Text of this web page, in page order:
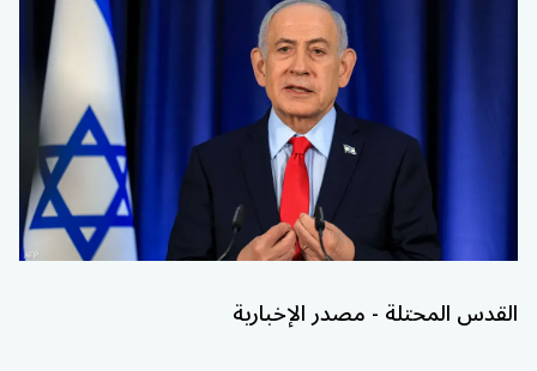
القدس المحتلة - مصدر الإخبارية